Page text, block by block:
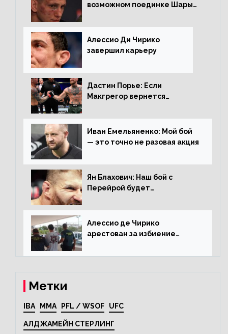
возможном поединке Шары
Копыловым
Алессио Ди Чирико
завершил карьеру
Дастин Порье: Если
Макгрегор вернется
раунда на Чендлера
Иван Емельяненко: Мой бой
— это точно не разовая акция
Ян Блахович: Наш бой с
Перейрой будет
Алессио де Чирико
арестован за избиение
Метки
IBA MMA PFL / WSOF UFC
АЛДЖАМЕЙН СТЕРЛИНГ